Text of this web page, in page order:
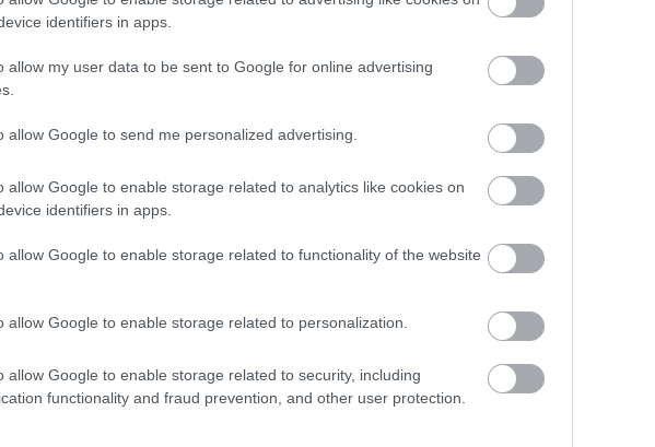
identifiers in apps.
allow my user data to be sent to Google for online advertising
allow Google to send me personalized advertising.
allow Google to enable storage related to analytics like cookies on
identifiers in apps.
allow Google to enable storage related to functionality of the website
allow Google to enable storage related to personalization.
allow Google to enable storage related to security, including
functionality and fraud prevention, and other user protection.
be szombaton Facebook-oldalán Hegedűs
Zsolt egészségügyi miniszter. A
dokumentumot a tervek szerint a jövő héten
TOVÁBB OLVASOM
azzal, hogy a Tisza 3,6 milliárdot szán
Négy éven át az egészségügyért felelt a
fotógyűjtemény
Ilyenek eddig a
hőhullám miatt
Nem biztató: a
héten megint
hőség jön, akár 38
Közzétették a
fák többsége
Adatkezelési
Etikai és